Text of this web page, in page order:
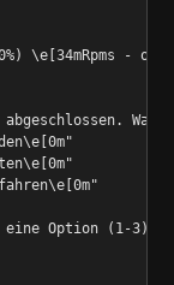
\e[34mRpms -
Was
eine Option (1-3):